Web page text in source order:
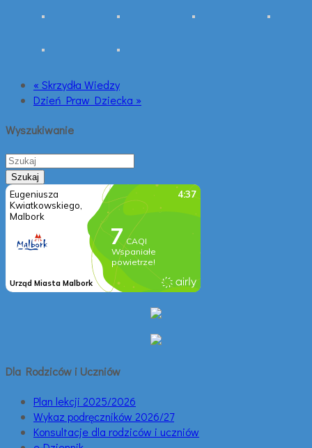
« Skrzydła Wiedzy
Dzień Praw Dziecka »
Wyszukiwanie
Dla Rodziców i Uczniów
Plan lekcji 2025/2026
Wykaz podręczników 2026/27
Konsultacje dla rodziców i uczniów